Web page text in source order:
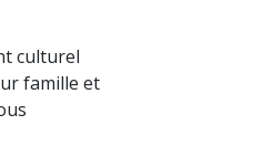
culturel
famille et